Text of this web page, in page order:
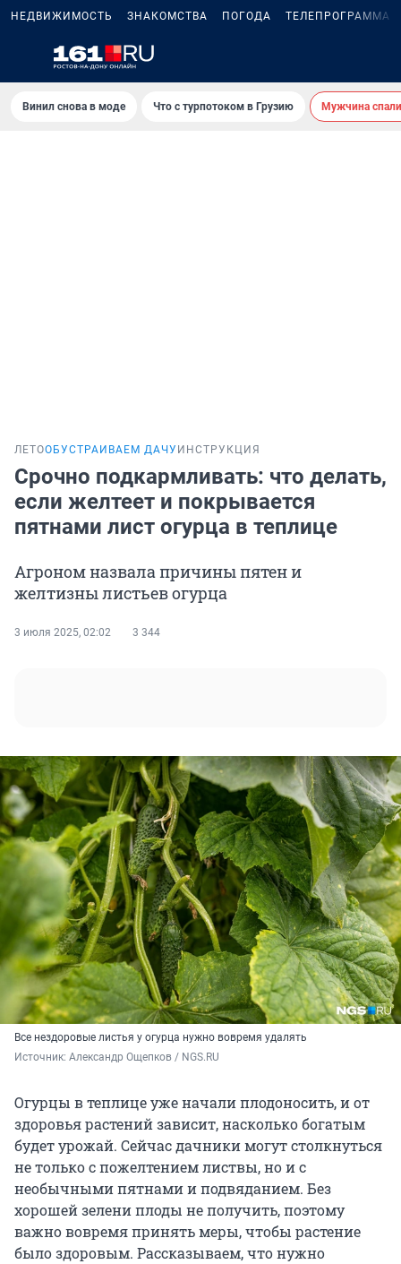
НЕДВИЖИМОСТЬ ЗНАКОМСТВА ПОГОДА ТЕЛЕПРОГРАММА
Винил снова в моде Что с турпотоком в Грузию Мужчина
ЛЕТООБУСТРАИВАЕМ ДАЧУ ИНСТРУКЦИЯ
Срочно подкармливать: что делать,
если желтеет и покрывается
пятнами лист огурца в теплице
Агроном назвала причины пятен и
желтизны листьев огурца
3 июля 2025, 02:02 3 344
Все нездоровые листья у огурца нужно вовремя удалять
Источник: Александр Ощепков / NGS.RU
Огурцы в теплице уже начали плодоносить, и от
здоровья растений зависит, насколько богатым
будет урожай. Сейчас дачники могут столкнуться
не только с пожелтением листвы, но и с
необычными пятнами и подвяданием. Без
хорошей зелени плоды не получить, поэтому
важно вовремя принять меры, чтобы растение
было здоровым. Рассказываем, что нужно